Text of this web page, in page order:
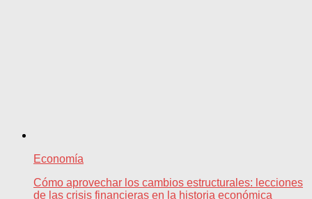
Economía
Cómo aprovechar los cambios estructurales: lecciones
de las crisis financieras en la historia económica